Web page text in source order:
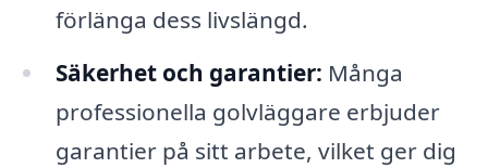
förlänga dess livslängd.
Säkerhet och garantier: Många
professionella golvläggare erbjuder
garantier på sitt arbete, vilket ger dig